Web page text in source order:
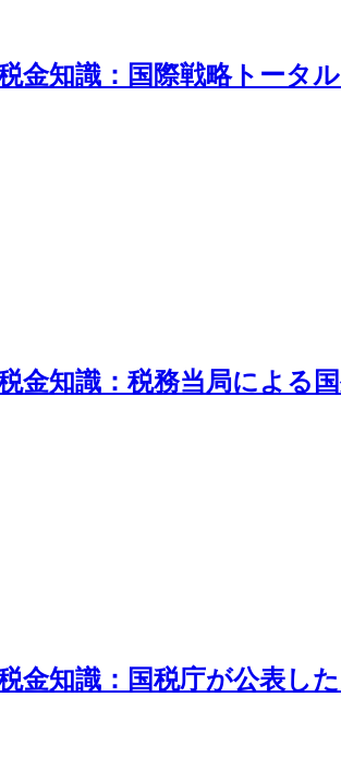
金知識：国際戦略トータ
金知識：税務当局による
金知識：国税庁が公表し